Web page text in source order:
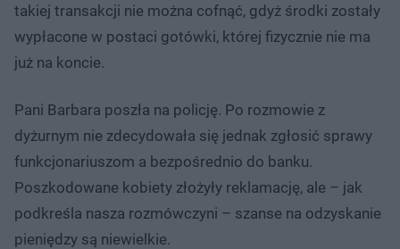
takiej transakcji nie można cofnąć, gdyż środki zostały
wypłacone w postaci gotówki, której fizycznie nie ma
już na koncie.
Pani Barbara poszła na policję. Po rozmowie z
dyżurnym nie zdecydowała się jednak zgłosić sprawy
funkcjonariuszom a bezpośrednio do banku.
Poszkodowane kobiety złożyły reklamację, ale – jak
podkreśla nasza rozmówczyni – szanse na odzyskanie
pieniędzy są niewielkie.